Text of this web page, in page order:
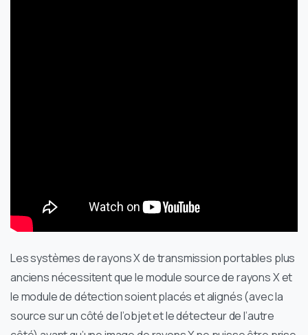
Les systèmes de rayons X de transmission portables plus
anciens nécessitent que le module source de rayons X et
le module de détection soient placés et alignés (avec la
source sur un côté de l’objet et le détecteur de l’autre